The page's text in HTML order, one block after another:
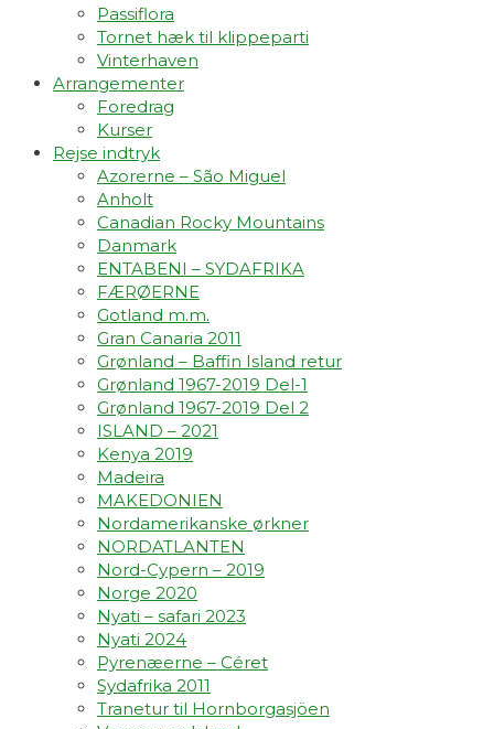
Passiflora
Tornet hæk til klippeparti
Vinterhaven
Arrangementer
Foredrag
Kurser
Rejse indtryk
Azorerne – São Miguel
Anholt
Canadian Rocky Mountains
Danmark
ENTABENI – SYDAFRIKA
FÆRØERNE
Gotland m.m.
Gran Canaria 2011
Grønland – Baffin Island retur
Grønland 1967-2019 Del-1
Grønland 1967-2019 Del 2
ISLAND – 2021
Kenya 2019
Madeira
MAKEDONIEN
Nordamerikanske ørkner
NORDATLANTEN
Nord-Cypern – 2019
Norge 2020
Nyati – safari 2023
Nyati 2024
Pyrenæerne – Céret
Sydafrika 2011
Tranetur til Hornborgasjöen